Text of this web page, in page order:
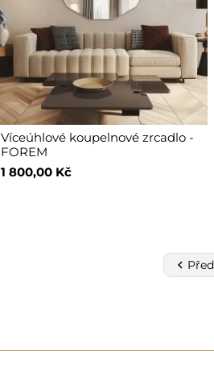
Víceúhlové koupelnové zrcadlo -
FOREM
1 800,00 Kč
